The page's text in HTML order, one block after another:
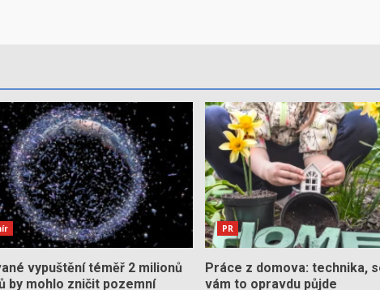
vypuštění téměř 2 milionů
by mohlo zničit pozemní
PR
Práce z domova: technika,
vám to opravdu půjde